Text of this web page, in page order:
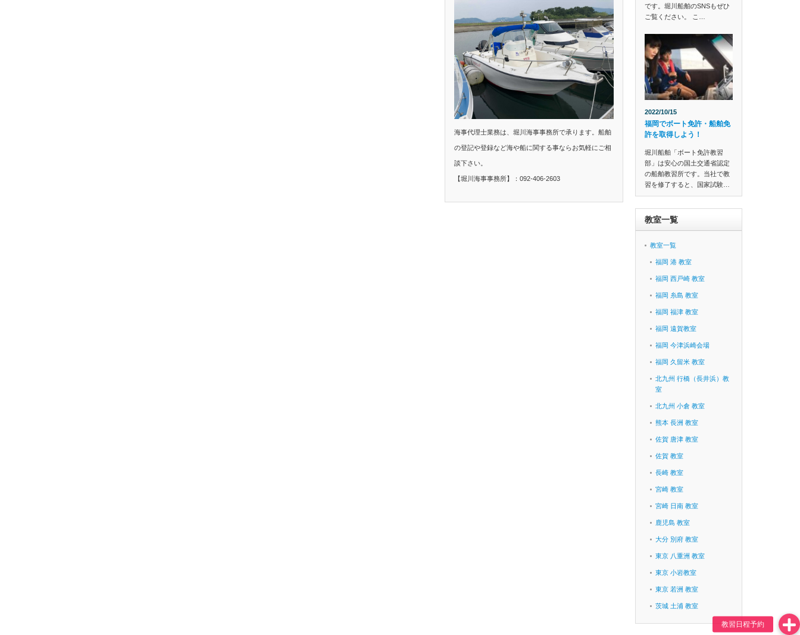
海事代理士業務は、堀川海事事務所で承ります。船舶
の登記や登録など海や船に関する事ならお気軽にご相
談下さい。
【堀川海事事務所】：092-406-2603
です。堀川船舶のSNSもぜひ
ご覧ください。 こ…
2022/10/15
福岡でボート免許・船舶免
許を取得しよう！
堀川船舶「ボート免許教習
部」は安心の国土交通省認定
の船舶教習所です。当社で教
習を修了すると、国家試験…
教室一覧
教室一覧
福岡 港 教室
福岡 西戸崎 教室
福岡 糸島 教室
福岡 福津 教室
福岡 遠賀教室
福岡 今津浜崎会場
福岡 久留米 教室
北九州 行橋（長井浜）教
室
北九州 小倉 教室
熊本 長洲 教室
佐賀 唐津 教室
佐賀 教室
長崎 教室
宮崎 教室
宮崎 日南 教室
鹿児島 教室
大分 別府 教室
東京 八重洲 教室
東京 小岩教室
東京 若洲 教室
茨城 土浦 教室